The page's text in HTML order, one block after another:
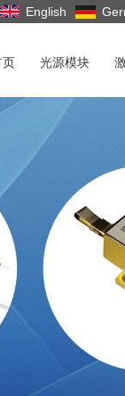
English
页 光源模块